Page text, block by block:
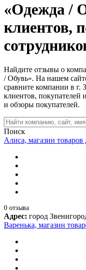
«Одежда /
клиентов,
Найдите отзывы о
/ Обувь». На нашем
сравните компании в г.
клиентов, покупателей
и обзоры покупателей.
Поиск
Алиса, магазин товаров
0 отзыва
Адрес: город
Варенька, магазин